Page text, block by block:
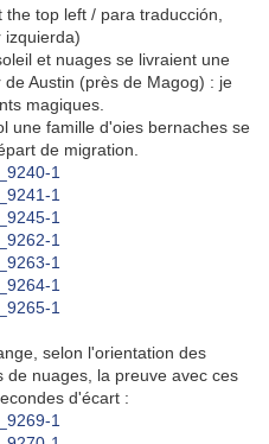
top left / para traducción,
izquierda)
et nuages se livraient une
Austin (près de Magog) : je
magiques.
une famille d'oies bernaches se
de migration.
selon l'orientation des
de nuages, la preuve avec ces
d'écart :